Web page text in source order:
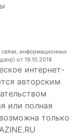
информационных
от 19.10.2018
интернет-
авторским
или полная
только